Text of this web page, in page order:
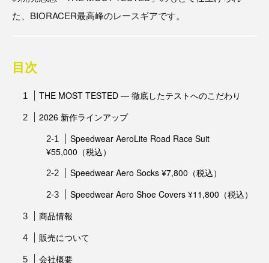
た、BIORACER最高峰のレースギアです。
目次
THE MOST TESTED ― 徹底したテストへのこだわり
2026 新作ラインアップ
Speedwear AeroLite Road Race Suit
¥55,000（税込）
Speedwear Aero Socks ¥7,800（税込）
Speedwear Aero Shoe Covers ¥11,800（税込）
商品情報
販売について
会社概要